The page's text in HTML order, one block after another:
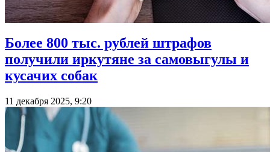
Более 800 тыс. рублей штрафов
получили иркутяне за самовыгулы и
кусачих собак
11 декабря 2025, 9:20